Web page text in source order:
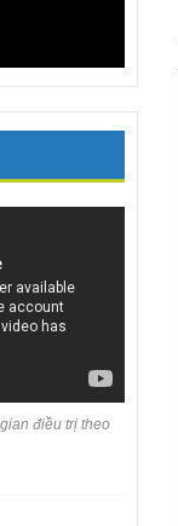
điều trị theo